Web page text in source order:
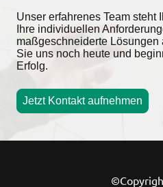
Unser erfahrenes Team steht
Ihre individuellen
maßgeschneiderte Lösungen
Sie uns noch heute und
Erfolg.
Jetzt Kontakt aufnehmen